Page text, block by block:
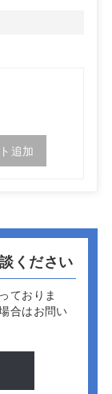
追加
ください
ておりま
合はお問い